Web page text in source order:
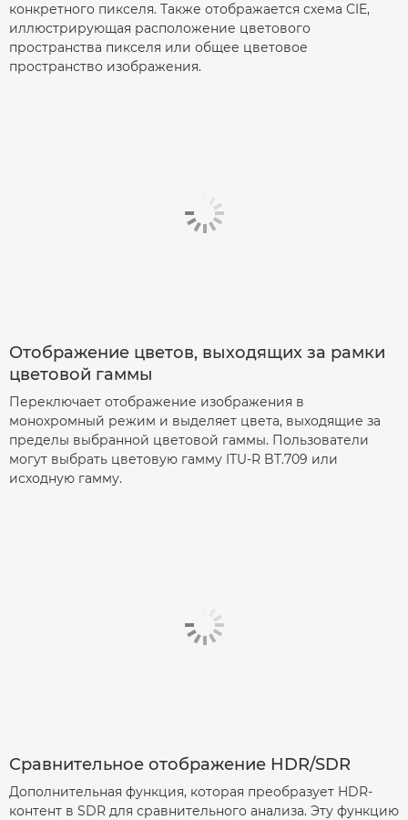
конкретного пикселя. Также отображается схема CIE,
иллюстрирующая расположение цветового
пространства пикселя или общее цветовое
пространство изображения.
Отображение цветов, выходящих за рамки
цветовой гаммы
Переключает отображение изображения в
монохромный режим и выделяет цвета, выходящие за
пределы выбранной цветовой гаммы. Пользователи
могут выбрать цветовую гамму ITU-R BT.709 или
исходную гамму.
Сравнительное отображение HDR/SDR
Дополнительная функция, которая преобразует HDR-
контент в SDR для сравнительного анализа. Эту функцию